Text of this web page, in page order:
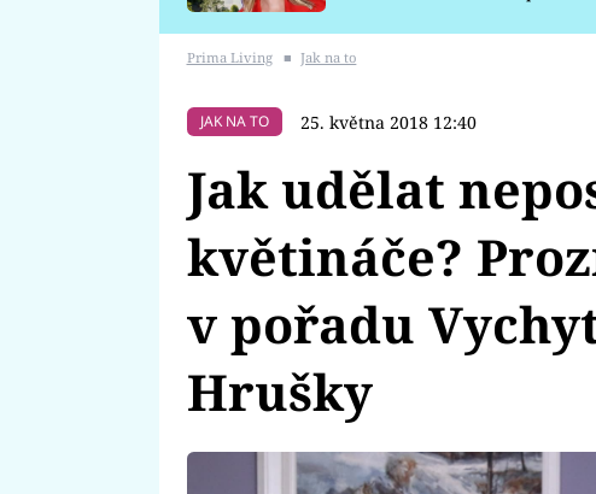
Prima Living ■ Jak na to
JAK NA TO 25. května 2018 12:40
Jak udělat
květináče?
v pořadu
Hrušky